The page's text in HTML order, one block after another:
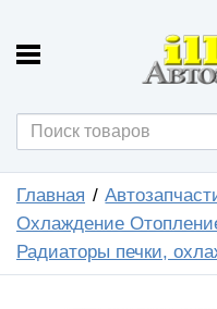
Главная
Охлаждение
Радиаторы печки,